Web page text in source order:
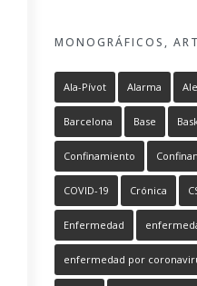
MONOGRÁFICOS,
Ala-Pívot Alarma
Barcelona Base
Confinamiento
COVID-19 Crónica
Enfermedad
enfermedad por